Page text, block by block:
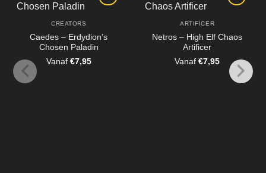
CREATORS
Caedes – Erdydion’s
Chosen Paladin
Vanaf €7,95
ARTIFICER
Netros – High Elf Chaos
Artificer
Vanaf€7,95